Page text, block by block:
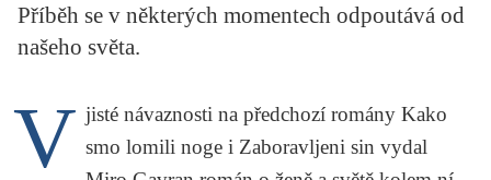
UKÁZKA
ILIGLOSA
Příběh se v některých momentech odpoutává od
našeho světa.
V jisté návaznosti na předchozí romány Kako
smo lomili noge i Zaboravljeni sin vydal